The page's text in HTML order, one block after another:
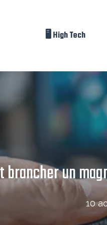
🖥️ High Tech
brancher un
10